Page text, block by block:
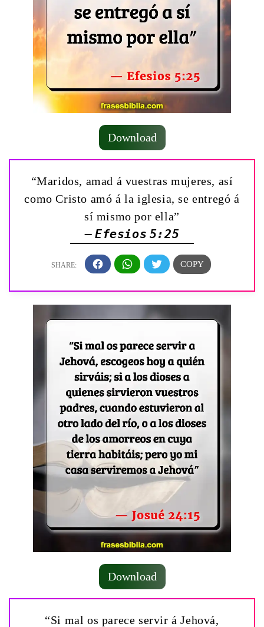
Download
“Maridos, amad á vuestras mujeres, así
como Cristo amó á la iglesia, se entregó á
sí mismo por ella”
— Efesios 5:25
Download
“Si mal os parece servir á Jehová,